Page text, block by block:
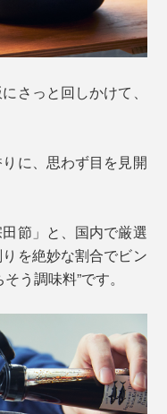
さっと回しかけて、
に、思わず目を見開
節」と、国内で厳選
を絶妙な割合でビン
う調味料”です。